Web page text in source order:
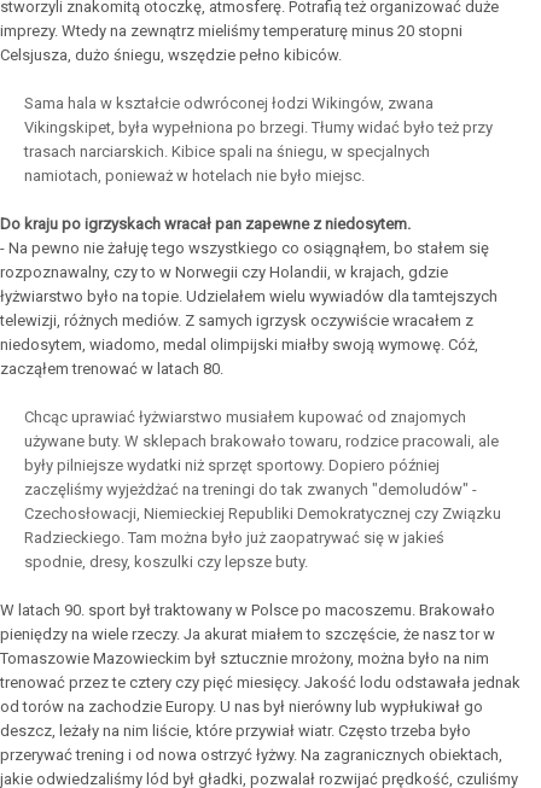
stworzyli znakomitą otoczkę, atmosferę. Potrafią też organizować duże
imprezy. Wtedy na zewnątrz mieliśmy temperaturę minus 20 stopni
Celsjusza, dużo śniegu, wszędzie pełno kibiców.
Sama hala w kształcie odwróconej łodzi Wikingów, zwana
Vikingskipet, była wypełniona po brzegi. Tłumy widać było też przy
trasach narciarskich. Kibice spali na śniegu, w specjalnych
namiotach, ponieważ w hotelach nie było miejsc.
Do kraju po igrzyskach wracał pan zapewne z niedosytem.
- Na pewno nie żałuję tego wszystkiego co osiągnąłem, bo stałem się
rozpoznawalny, czy to w Norwegii czy Holandii, w krajach, gdzie
łyżwiarstwo było na topie. Udzielałem wielu wywiadów dla tamtejszych
telewizji, różnych mediów. Z samych igrzysk oczywiście wracałem z
niedosytem, wiadomo, medal olimpijski miałby swoją wymowę. Cóż,
zacząłem trenować w latach 80.
Chcąc uprawiać łyżwiarstwo musiałem kupować od znajomych
używane buty. W sklepach brakowało towaru, rodzice pracowali, ale
były pilniejsze wydatki niż sprzęt sportowy. Dopiero później
zaczęliśmy wyjeżdżać na treningi do tak zwanych "demoludów" -
Czechosłowacji, Niemieckiej Republiki Demokratycznej czy Związku
Radzieckiego. Tam można było już zaopatrywać się w jakieś
spodnie, dresy, koszulki czy lepsze buty.
W latach 90. sport był traktowany w Polsce po macoszemu. Brakowało
pieniędzy na wiele rzeczy. Ja akurat miałem to szczęście, że nasz tor w
Tomaszowie Mazowieckim był sztucznie mrożony, można było na nim
trenować przez te cztery czy pięć miesięcy. Jakość lodu odstawała jednak
od torów na zachodzie Europy. U nas był nierówny lub wypłukiwał go
deszcz, leżały na nim liście, które przywiał wiatr. Często trzeba było
przerywać trening i od nowa ostrzyć łyżwy. Na zagranicznych obiektach,
jakie odwiedzaliśmy lód był gładki, pozwalał rozwijać prędkość, czuliśmy